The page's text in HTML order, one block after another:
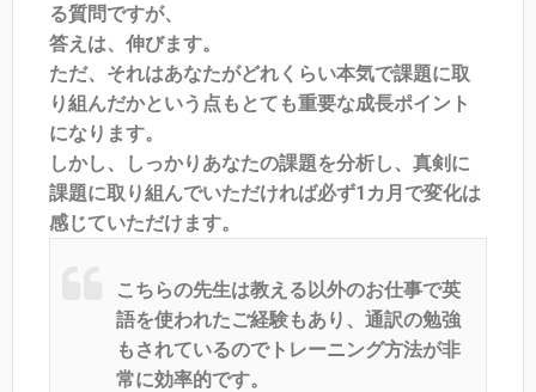
る質問ですが、
答えは、伸びます。
ただ、それはあなたがどれくらい本気で課題に取
り組んだかという点もとても重要な成長ポイント
になります。
しかし、しっかりあなたの課題を分析し、真剣に
課題に取り組んでいただければ必ず1カ月で変化は
感じていただけます。
こちらの先生は教える以外のお仕事で英
語を使われたご経験もあり、通訳の勉強
もされているのでトレーニング方法が非
常に効率的です。